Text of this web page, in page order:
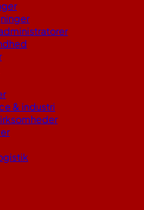
& industri